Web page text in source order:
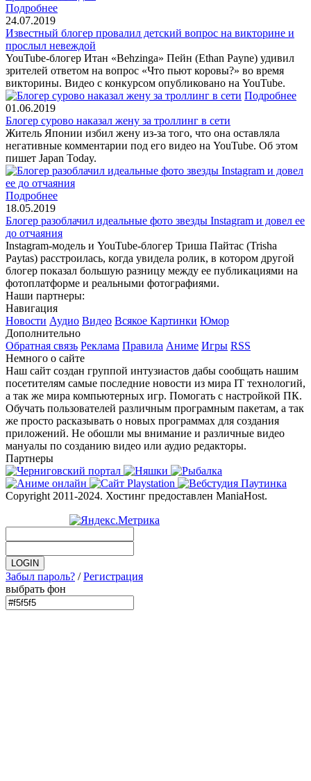
Подробнее
24.07.2019
Известный блогер провалил детский вопрос на викторине и
прослыл невеждой
YouTube-блогер Итан «Behzinga» Пейн (Ethan Payne) удивил
зрителей ответом на вопрос «Что пьют коровы?» во время
викторины. Видео с конкурсом опубликовано на YouTube.
Подробнее
01.06.2019
Блогер сурово наказал жену за троллинг в сети
Житель Японии избил жену из-за того, что она оставляла
негативные комментарии под его видео на YouTube. Об этом
пишет Japan Today.
Подробнее
18.05.2019
Блогер разоблачил идеальные фото звезды Instagram и довел ее
до отчаяния
Instagram-модель и YouTube-блогер Триша Пайтас (Trisha
Paytas) расстроилась, когда увидела ролик, в котором другой
блогер показал большую разницу между ее публикациями на
фотоплатформе и реальными фотографиями.
Наши партнеры:
Навигация
Новости Аудио Видео Всякое Картинки Юмор
Дополнительно
Обратная связь Реклама Правила Аниме Игры RSS
Немного о сайте
Наш сайт создан группой интузиастов дабы сообщать нашим
посетителям самые последние новости из мира IT технологий,
а так же мира компьютерных игр. Помогать с настройкой ПК.
Обучать пользователей различным програмным пакетам, а так
же просто расказывать о новых программах для создания
приложений. Не обошли мы внимание и различные видео
мануалы по созданию видео или аудио редакторы.
Партнеры
Copyright 2011-2024. Хостинг предоставлен ManiaHost.
Забыл пароль? /Регистрация
выбрать фон